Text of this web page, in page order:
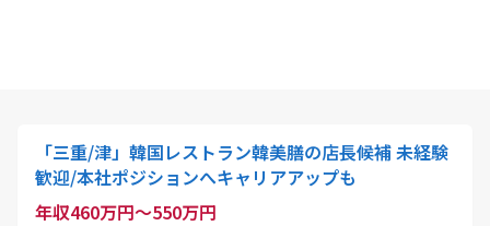
「三重/津」韓国レストラン韓美膳の店長候補 未経験
歓迎/本社ポジションへキャリアアップも
年収460万円～550万円